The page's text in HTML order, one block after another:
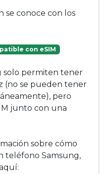
se conoce con los
con eSIM
solo permiten tener
(no se pueden tener
pero
junto con una
sobre cómo
teléfono Samsung,